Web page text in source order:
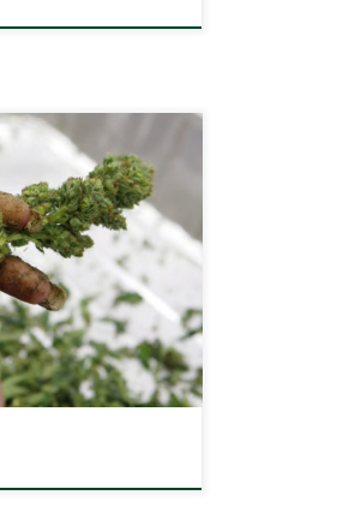
ilości osób
zleca swoim
badań nad
na organizm
dotyczących
amerykańscy.
stwierdzenie, że
marihuany. […]